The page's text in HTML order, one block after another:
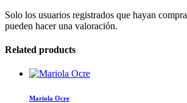
Solo los usuarios registrados que hayan
pueden hacer una valoración.
Related products
Mariola Ocre